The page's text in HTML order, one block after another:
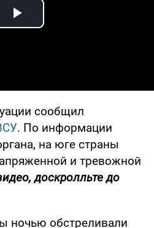
Play Video
сообщил
. По информации
на юге страны
и тревожной
доскролльте до
ночью обстреливали